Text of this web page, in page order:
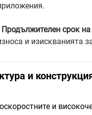
Продължителен срок
и изискванията
и
и